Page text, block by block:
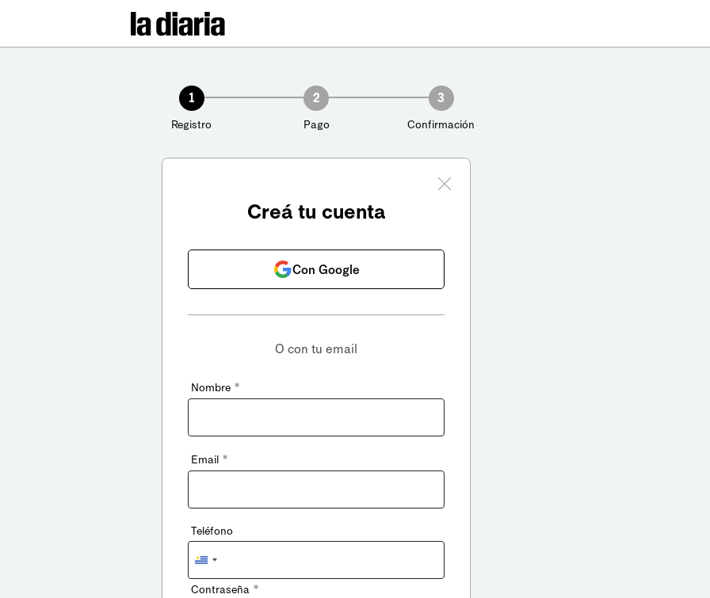
1
Registro
2
Pago
3
Confirmación
Creá tu cuenta
Con Google
O con tu email
Nombre *
Email *
Teléfono
Uruguay
+598
Contraseña *